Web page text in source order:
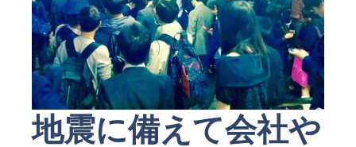
地震に備えて会社や